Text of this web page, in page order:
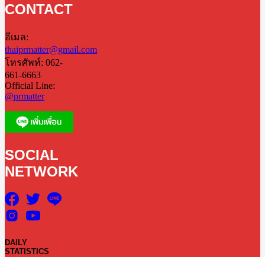
CONTACT
อีเมล:
thaiprmatter@gmail.com
โทรศัพท์: 062-
661-6663
Official Line:
@prmatter
SOCIAL
NETWORK
DAILY
STATISTICS